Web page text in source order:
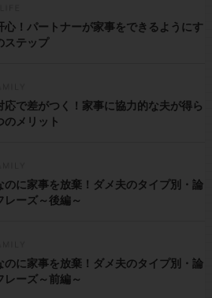
心！パートナーが家事をできるようにす
ステップ
応で差がつく！家事に協力的な夫が得ら
のメリット
のに家事を放棄！ダメ夫のタイプ別・論
レーズ～後編～
のに家事を放棄！ダメ夫のタイプ別・論
レーズ～前編～